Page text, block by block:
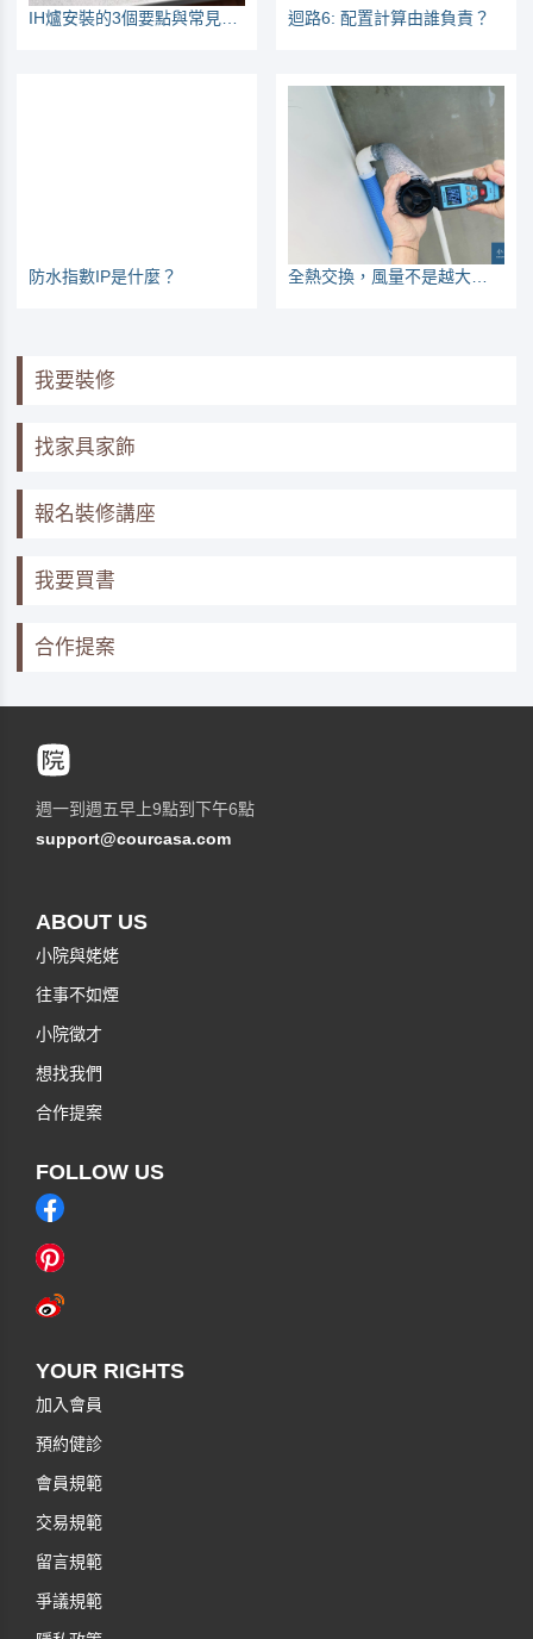
迴路6: 配置計算由誰負責？
防水指數IP是什麼？
我要裝修
找家具家飾
報名裝修講座
我要買書
合作提案
週一到週五早上9點到下午6點
support@courcasa.com
ABOUT US
小院與姥姥
往事不如煙
小院徵才
想找我們
合作提案
FOLLOW US
YOUR RIGHTS
加入會員
預約健診
會員規範
交易規範
留言規範
爭議規範